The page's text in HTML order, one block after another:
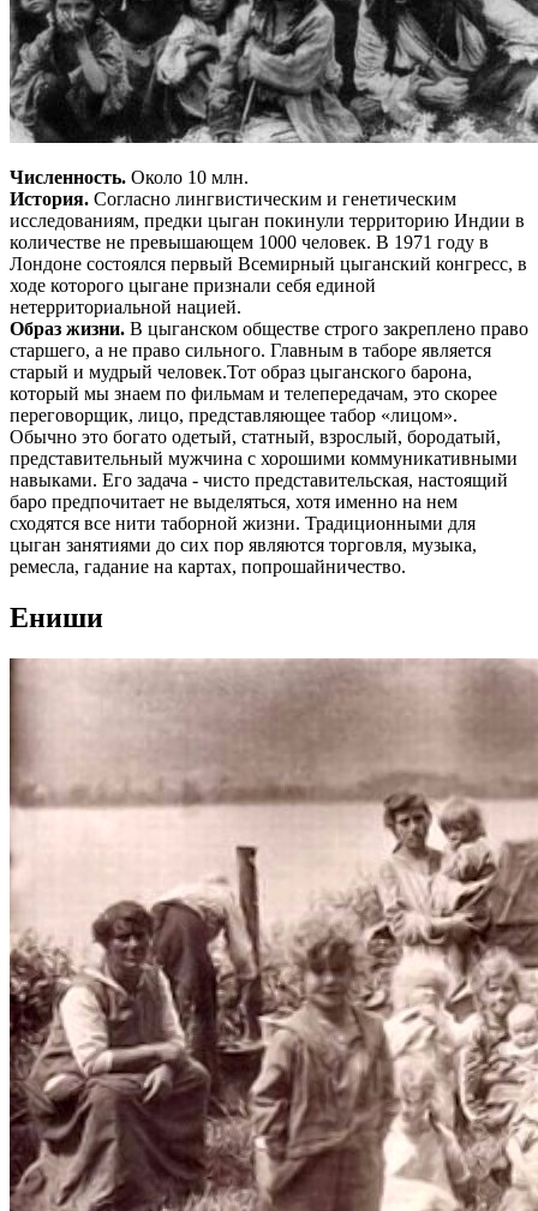
Численность. Около 10 млн.
История. Согласно лингвистическим и генетическим
исследованиям, предки цыган покинули территорию Индии в
количестве не превышающем 1000 человек. В 1971 году в
Лондоне состоялся первый Всемирный цыганский конгресс, в
ходе которого цыгане признали себя единой
нетерриториальной нацией.
Образ жизни. В цыганском обществе строго закреплено право
старшего, а не право сильного. Главным в таборе является
старый и мудрый человек.Тот образ цыганского барона,
который мы знаем по фильмам и телепередачам, это скорее
переговорщик, лицо, представляющее табор «лицом».
Обычно это богато одетый, статный, взрослый, бородатый,
представительный мужчина с хорошими коммуникативными
навыками. Его задача - чисто представительская, настоящий
баро предпочитает не выделяться, хотя именно на нем
сходятся все нити таборной жизни. Традиционными для
цыган занятиями до сих пор являются торговля, музыка,
ремесла, гадание на картах, попрошайничество.
Ениши